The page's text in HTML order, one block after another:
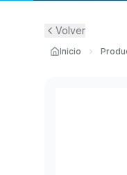
Volver
Inicio